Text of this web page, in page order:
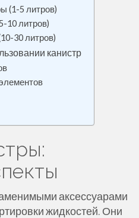
(1-5 литров)
10 литров)
30 литров)
канистр
аксессуарами
жидкостей. Они